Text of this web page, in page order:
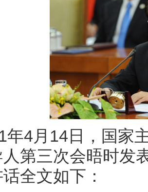
月14日，国家主
人第三次会晤时发
全文如下：